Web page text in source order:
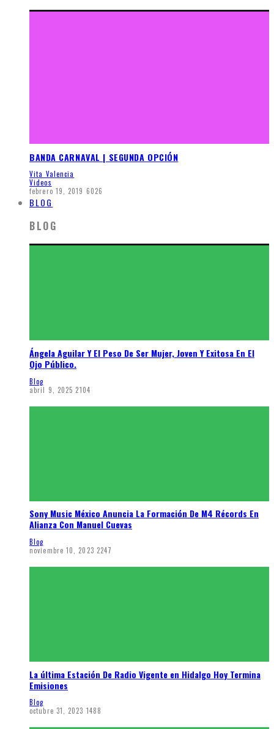
BANDA CARNAVAL | SEGUNDA OPCIÓN
Vita Valencia
Videos
febrero 19, 2019 6026
BLOG
BLOG
Ángela Aguilar Y El Peso De Ser Mujer, Joven Y Exitosa En El
Ojo Público.
Blog
abril 9, 2025 2104
Sony Music México Anuncia La Formación De M4 Récords En
Alianza Con Manuel Cuevas
Blog
noviembre 10, 2023 2247
La última Estación De Radio Vigente en Hidalgo Hoy Termina
Emisiones
Blog
octubre 31, 2023 1488